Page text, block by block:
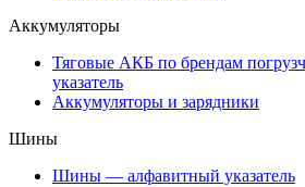
Аккумуляторы
Тяговые АКБ по брендам
указатель
Аккумуляторы и зарядники
Шины
Шины — алфавитный указатель